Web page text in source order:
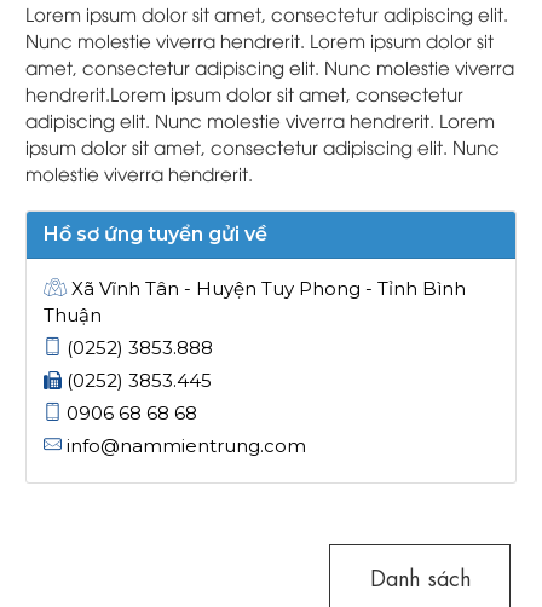
Lorem ipsum dolor sit amet, consectetur adipiscing elit.
Nunc molestie viverra hendrerit. Lorem ipsum dolor sit
amet, consectetur adipiscing elit. Nunc molestie viverra
hendrerit.Lorem ipsum dolor sit amet, consectetur
adipiscing elit. Nunc molestie viverra hendrerit. Lorem
ipsum dolor sit amet, consectetur adipiscing elit. Nunc
molestie viverra hendrerit.
Hồ sơ ứng tuyển gửi về
Xã Vĩnh Tân - Huyện Tuy Phong - Tỉnh Bình
Thuận
(0252) 3853.888
(0252) 3853.445
0906 68 68 68
info@nammientrung.com
Danh sách